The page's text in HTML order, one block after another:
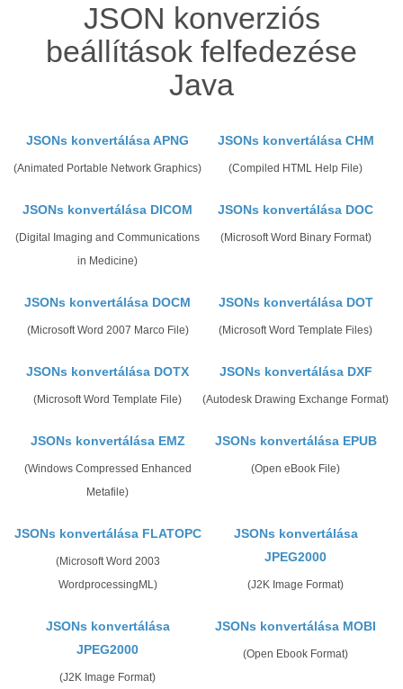
JSON konverziós
beállítások felfedezése
Java
JSONs konvertálása APNG
(Animated Portable Network Graphics)
JSONs konvertálása CHM
(Compiled HTML Help File)
JSONs konvertálása DICOM
(Digital Imaging and Communications
in Medicine)
JSONs konvertálása DOC
(Microsoft Word Binary Format)
JSONs konvertálása DOCM
(Microsoft Word 2007 Marco File)
JSONs konvertálása DOT
(Microsoft Word Template Files)
JSONs konvertálása DOTX
(Microsoft Word Template File)
JSONs konvertálása DXF
(Autodesk Drawing Exchange Format)
JSONs konvertálása EMZ
(Windows Compressed Enhanced
Metafile)
JSONs konvertálása EPUB
(Open eBook File)
JSONs konvertálása FLATOPC
(Microsoft Word 2003
WordprocessingML)
JSONs konvertálása
JPEG2000
(J2K Image Format)
JSONs konvertálása
JPEG2000
(J2K Image Format)
JSONs konvertálása MOBI
(Open Ebook Format)